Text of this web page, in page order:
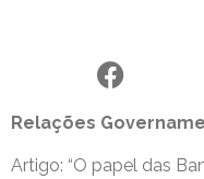
Relações
Artigo: “O papel das